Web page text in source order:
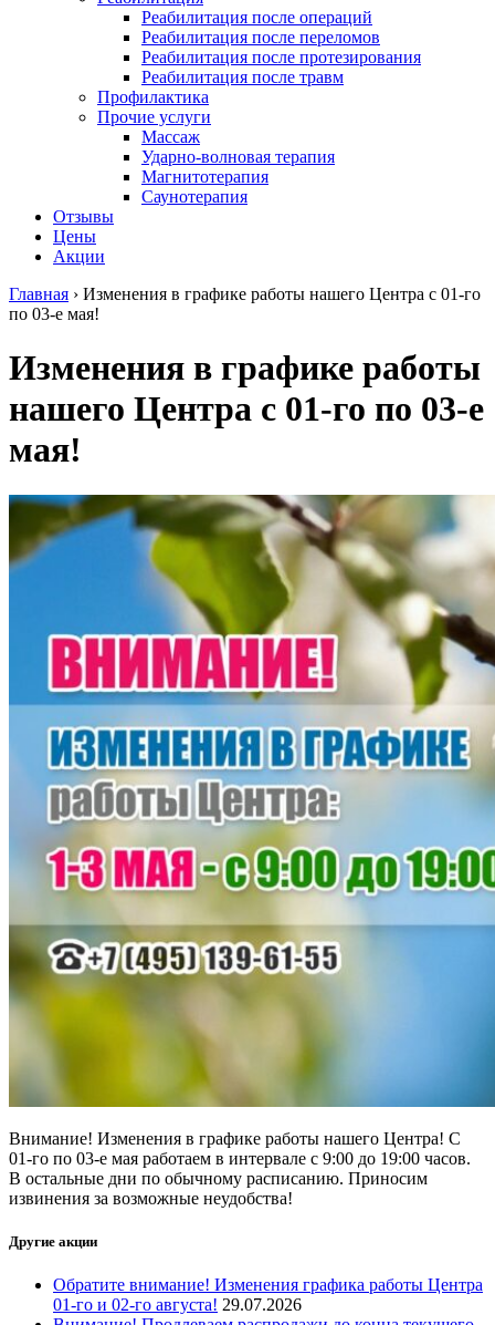
Реабилитация после операций
Реабилитация после переломов
Реабилитация после протезирования
Реабилитация после травм
Профилактика
Прочие услуги
Массаж
Ударно-волновая терапия
Магнитотерапия
Саунотерапия
Отзывы
Цены
Акции
Главная › Изменения в графике работы нашего Центра с 01-го
по 03-е мая!
Изменения в графике работы
нашего Центра с 01-го по 03-е
мая!
Внимание! Изменения в графике работы нашего Центра! С
01-го по 03-е мая работаем в интервале с 9:00 до 19:00 часов.
В остальные дни по обычному расписанию. Приносим
извинения за возможные неудобства!
Другие акции
Обратите внимание! Изменения графика работы Центра
01-го и 02-го августа! 29.07.2026